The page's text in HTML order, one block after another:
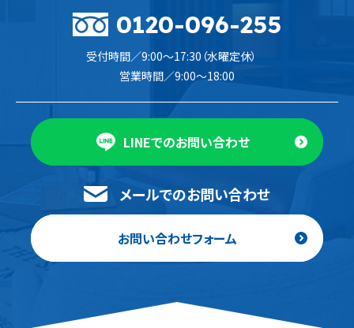
0120-096-255
受付時間／9:00〜17:30（水曜定休）
営業時間／9:00〜18:00
LINEでのお問い合わせ
メールでのお問い合わせ
お問い合わせフォーム